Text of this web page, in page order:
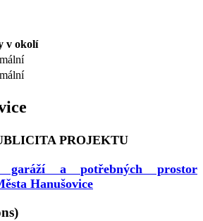
v okolí
PROJEKTU
garáží a potřebných prostor
Hanušovice